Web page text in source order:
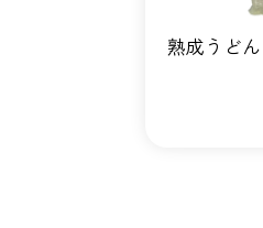
熟成うどん